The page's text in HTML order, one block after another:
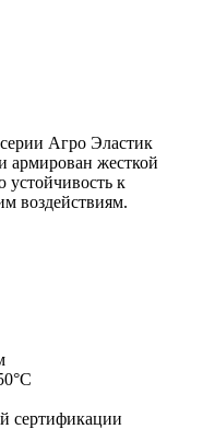
Агро Эластик
армирован жесткой
устойчивость к
воздействиям.
сертификации